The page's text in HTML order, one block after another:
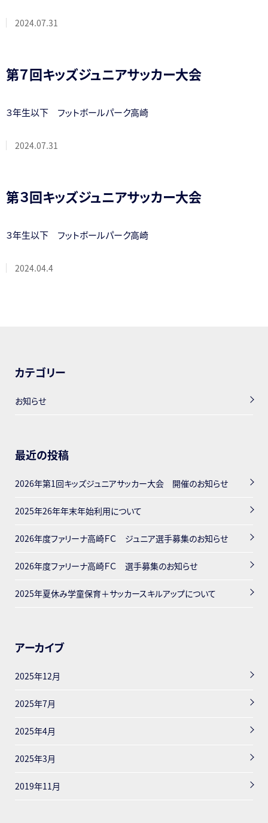
2024.07.31
第７回キッズジュニアサッカー大会
３年生以下 フットボールパーク高崎
2024.07.31
第３回キッズジュニアサッカー大会
３年生以下 フットボールパーク高崎
2024.04.4
カテゴリー
お知らせ
最近の投稿
2026年第1回キッズジュニアサッカー大会 開催のお知らせ
2025年26年年末年始利用について
2026年度ファリーナ高崎ＦＣ ジュニア選手募集のお知らせ
2026年度ファリーナ高崎ＦＣ 選手募集のお知らせ
2025年夏休み学童保育＋サッカースキルアップについて
アーカイブ
2025年12月
2025年7月
2025年4月
2025年3月
2019年11月